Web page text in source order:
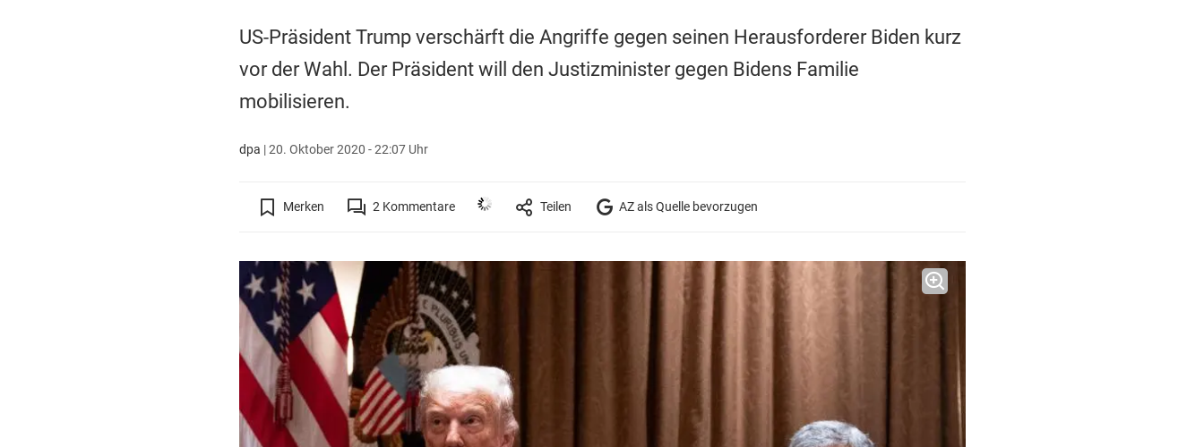
US-Präsident Trump verschärft die Angriffe gegen seinen Herausforderer Biden kurz
vor der Wahl. Der Präsident will den Justizminister gegen Bidens Familie
mobilisieren.
dpa |20. Oktober 2020 - 22:07 Uhr
Merken 2 Kommentare Teilen AZ als Quelle bevorzugen